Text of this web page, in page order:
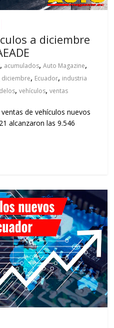
a diciembre
, acumulados,Auto Magazine,
diciembre, Ecuador, industria
,vehículos,ventas
de vehículos nuevos
alcanzaron las 9.546